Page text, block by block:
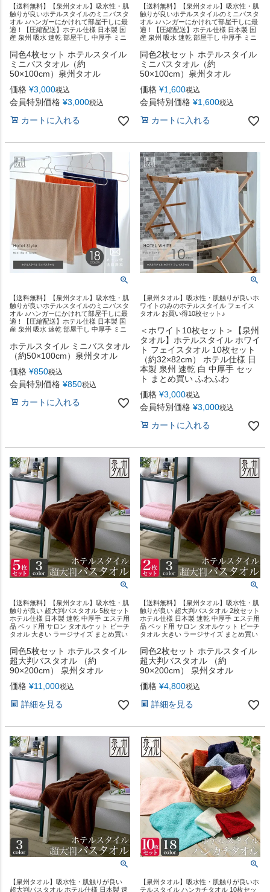
【送料無料】【泉州タオル】吸水性・肌
触りが良いホテルスタイルのミニバスタ
オル ♪ハンガーにかけれて部屋干しに最
適！【圧縮配送】ホテル仕様 日本製 国
産 泉州 吸水 速乾 部屋干し 中厚手 ミニ
同色4枚セット ホテルスタイル
ミニバスタオル（約
50×100cm）泉州タオル
価格 ¥3,000税込
会員特別価格 ¥3,000税込
カートに入れる
【送料無料】【泉州タオル】吸水性・肌
触りが良いホテルスタイルのミニバスタ
オル ♪ハンガーにかけれて部屋干しに最
適！【圧縮配送】ホテル仕様 日本製 国
産 泉州 吸水 速乾 部屋干し 中厚手 ミニ
同色2枚セット ホテルスタイル
ミニバスタオル（約
50×100cm）泉州タオル
価格 ¥1,600税込
会員特別価格 ¥1,600税込
カートに入れる
【送料無料】【泉州タオル】吸水性・肌
触りが良いホテルスタイルのミニバスタ
オル ♪ハンガーにかけれて部屋干しに最
適！【圧縮配送】ホテル仕様 日本製 国
産 泉州 吸水 速乾 部屋干し 中厚手 ミニ
ホテルスタイル ミニバスタオル
（約50×100cm）泉州タオル
価格 ¥850税込
会員特別価格 ¥850税込
カートに入れる
【泉州タオル】吸水性・肌触りが良いホ
ワイトのみのホテルスタイル フェイス
タオル お買い得10枚セット♪
＜ホワイト10枚セット＞【泉州
タオル】ホテルスタイル ホワイ
ト フェイスタオル 10枚セット
（約32×82cm） ホテル仕様 日
本製 泉州 速乾 白 中厚手 セッ
ト まとめ買い ふわふわ
価格 ¥3,000税込
会員特別価格 ¥3,000税込
カートに入れる
【送料無料】【泉州タオル】吸水性・肌
触りが良い 超大判バスタオル 5枚セット
ホテル仕様 日本製 速乾 中厚手 エステ用
品 ベッド用 サロン タオルケット ビーチ
タオル 大きい ラージサイズ まとめ買い
同色5枚セット ホテルスタイル
超大判バスタオル （約
90×200cm） 泉州タオル
価格 ¥11,000税込
詳細を見る
【送料無料】【泉州タオル】吸水性・肌
触りが良い 超大判バスタオル 2枚セット
ホテル仕様 日本製 速乾 中厚手 エステ用
品 ベッド用 サロン タオルケット ビーチ
タオル 大きい ラージサイズ まとめ買い
同色2枚セット ホテルスタイル
超大判バスタオル （約
90×200cm） 泉州タオル
価格 ¥4,800税込
詳細を見る
【泉州タオル】吸水性・肌触りが良い
超大判バスタオル ホテル仕様 日本製 速
【泉州タオル】吸水性・肌触りが良いホ
テルスタイル ハンカチタオル 10枚セッ